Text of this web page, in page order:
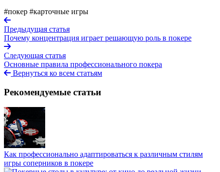
#покер #карточные игры
Предыдущая статья
Почему концентрация играет решающую роль в покере
Следующая статья
Основные правила профессионального покера
Вернуться ко всем статьям
Рекомендуемые статьи
Как профессионально адаптироваться к различным стилям
игры соперников в покере